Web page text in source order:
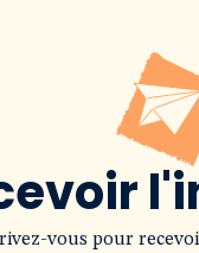
vous pour